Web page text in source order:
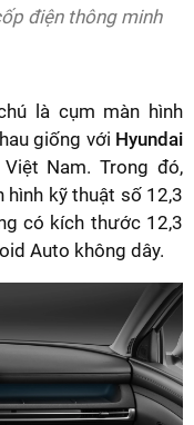
điện thông minh
là cụm màn hình
giống với Hyundai
Nam. Trong đó,
hình kỹ thuật số 12,3
có kích thước 12,3
Auto không dây.